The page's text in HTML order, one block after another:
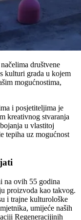
društvene
kulturi grada u kojem
mogućnostima,
i posjetiteljima je
kreativnog stvaranja
u vlastitoj
tepiha uz mogućnost
na ovih 55 godina
proizvoda kao takvog.
i trajne kulturološke
umijeće naših
Regeneracijinih